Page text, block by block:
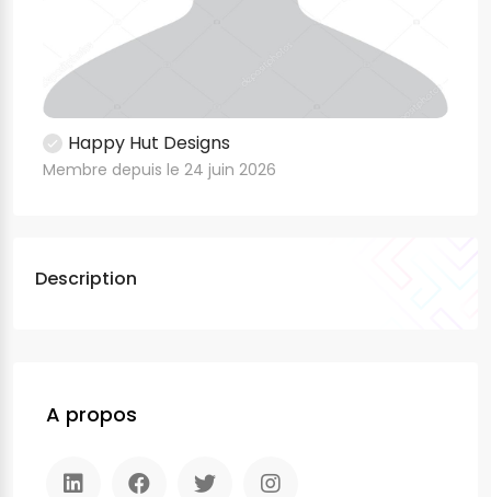
Happy Hut Designs
Membre depuis le 24 juin 2026
Description
A propos